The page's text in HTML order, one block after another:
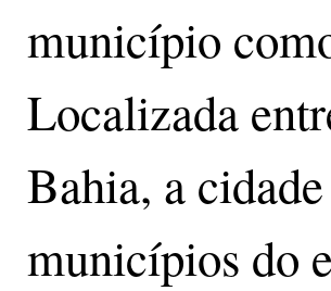
município
Localizada
Bahia, a
municípios do